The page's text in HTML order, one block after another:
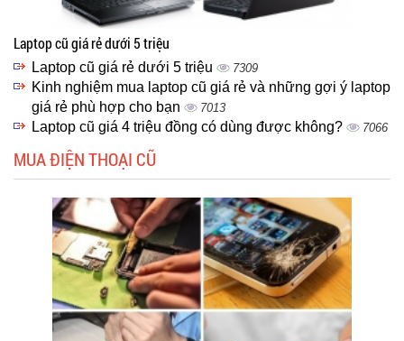
Laptop cũ giá rẻ dưới 5 triệu
Laptop cũ giá rẻ dưới 5 triệu 7309
Kinh nghiệm mua laptop cũ giá rẻ và những gợi ý laptop
giá rẻ phù hợp cho bạn
7013
Laptop cũ giá 4 triệu đồng có dùng được không? 7066
MUA ĐIỆN THOẠI CŨ